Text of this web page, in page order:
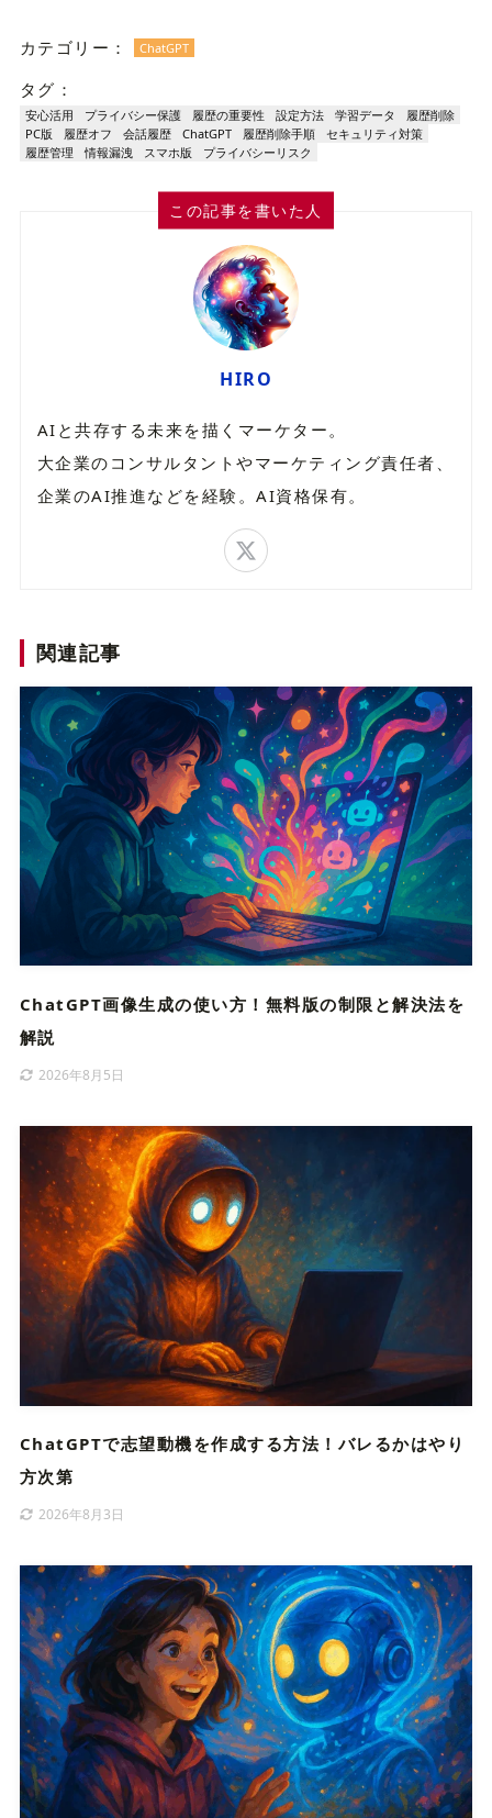
カテゴリー： ChatGPT
タグ：
安心活用 プライバシー保護 履歴の重要性 設定方法 学習データ
履歴削除
PC版
履歴オフ 会話履歴 ChatGPT 履歴削除手順
セキュリティ対策
履歴管理
情報漏洩 スマホ版 プライバシーリスク
この記事を書いた人
HIRO
AIと共存する未来を描くマーケター。
大企業のコンサルタントやマーケティング責任者、
企業のAI推進などを経験。AI資格保有。
関連記事
ChatGPT画像生成の使い方！無料版の制限と解決法を
解説
2026年8月5日
ChatGPTで志望動機を作成する方法！バレるかはやり
方次第
2026年8月3日